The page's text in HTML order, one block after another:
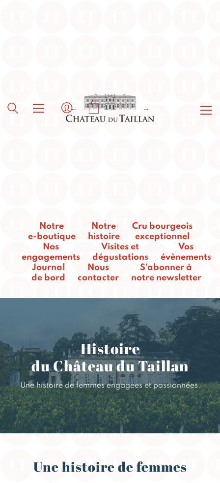
Notre
e-boutique
Notre
histoire
Cru bourgeois
exceptionnel
Nos
engagements
Visites et
dégustations
Vos
évènements
Journal
de bord
Nous
contacter
S’abonner à
notre newsletter
Histoire
du Château du Taillan
Une histoire de femmes engagées et passionnées.
Une histoire de femmes